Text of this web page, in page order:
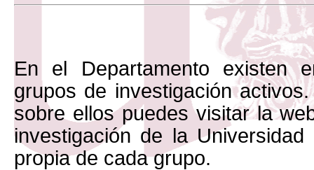
En el Departamento existen
grupos de investigación
sobre ellos puedes visitar la
investigación de la
propia de cada grupo.